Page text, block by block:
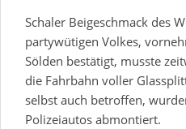
Schaler Beigeschmack des
partywütigen Volkes,
Sölden bestätigt, musste
die Fahrbahn voller
selbst auch betroffen,
Polizeiautos abmontiert.